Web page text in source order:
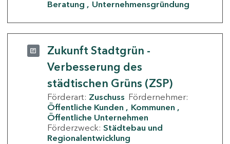
Beratung
Unternehmensgründung
Zukunft Stadtgrün -
Verbesserung des
städtischen Grüns (ZSP)
Förderart: Zuschuss Fördernehmer:
Öffentliche Kunden
Kommunen
Öffentliche Unternehmen
Förderzweck: Städtebau und
Regionalentwicklung